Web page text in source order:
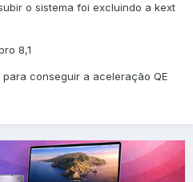
o sistema foi excluindo a kext
8,1
conseguir a aceleração QE